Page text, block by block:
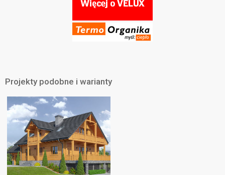
Projekty podobne i warianty